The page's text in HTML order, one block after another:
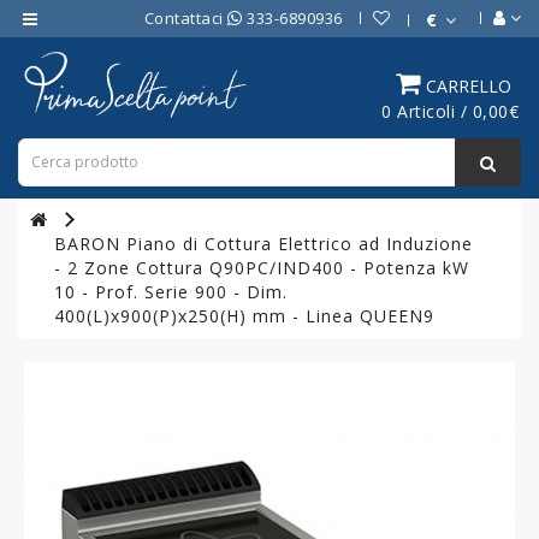
Contattaci 333-6890936 €
CARRELLO
0 Articoli / 0,00€
Category
ATTREZZATURE
BAR
ATTREZZATURE
PROFESSIONALI
CUCINA
PROFESSIONALI
LINEA
BARON Piano di Cottura Elettrico ad Induzione
- 2 Zone Cottura Q90PC/IND400 - Potenza kW
10 - Prof. Serie 900 - Dim.
400(L)x900(P)x250(H) mm - Linea QUEEN9